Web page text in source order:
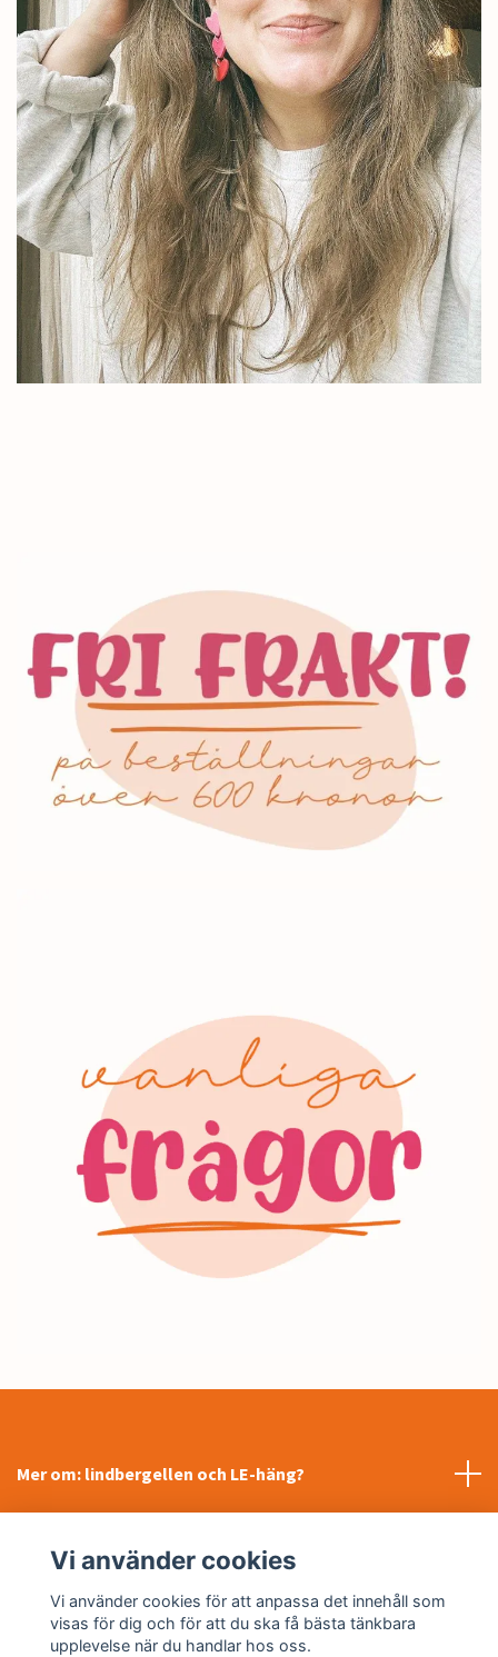
Mer om: lindbergellen och LE-häng?
Sociala medier
Vi använder cookies
Vi använder cookies för att anpassa det innehåll som
visas för dig och för att du ska få bästa tänkbara
upplevelse när du handlar hos oss.